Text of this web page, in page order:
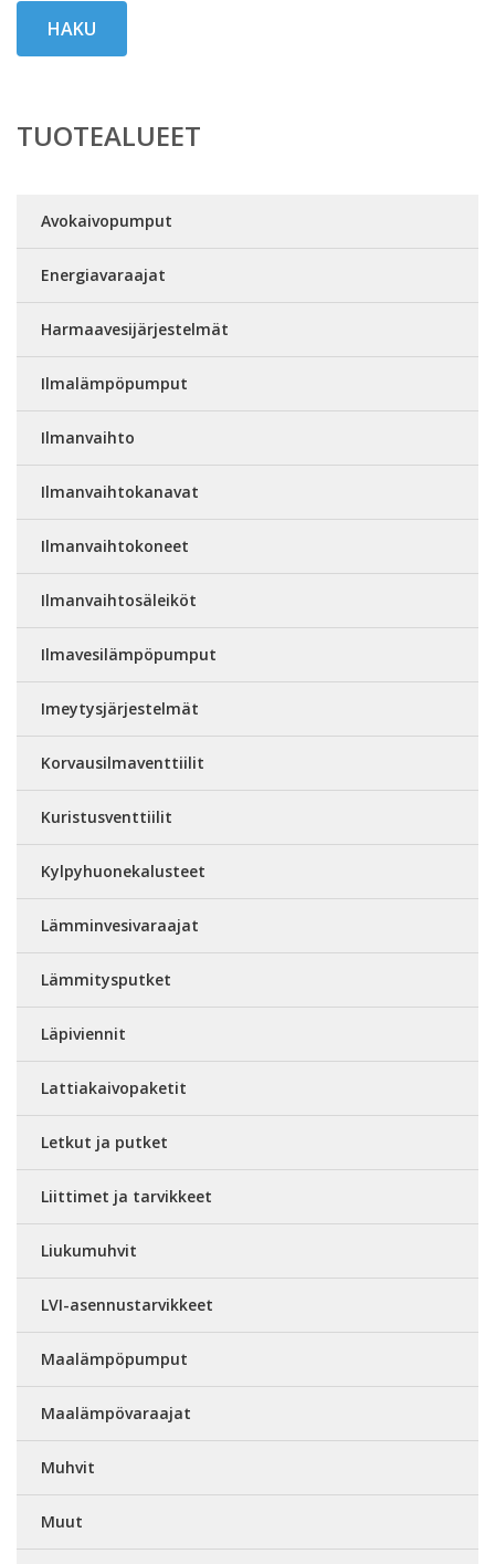
HAKU
TUOTEALUEET
Avokaivopumput
Energiavaraajat
Harmaavesijärjestelmät
Ilmalämpöpumput
Ilmanvaihto
Ilmanvaihtokanavat
Ilmanvaihtokoneet
Ilmanvaihtosäleiköt
Ilmavesilämpöpumput
Imeytysjärjestelmät
Korvausilmaventtiilit
Kuristusventtiilit
Kylpyhuonekalusteet
Lämminvesivaraajat
Lämmitysputket
Läpiviennit
Lattiakaivopaketit
Letkut ja putket
Liittimet ja tarvikkeet
Liukumuhvit
LVI-asennustarvikkeet
Maalämpöpumput
Maalämpövaraajat
Muhvit
Muut